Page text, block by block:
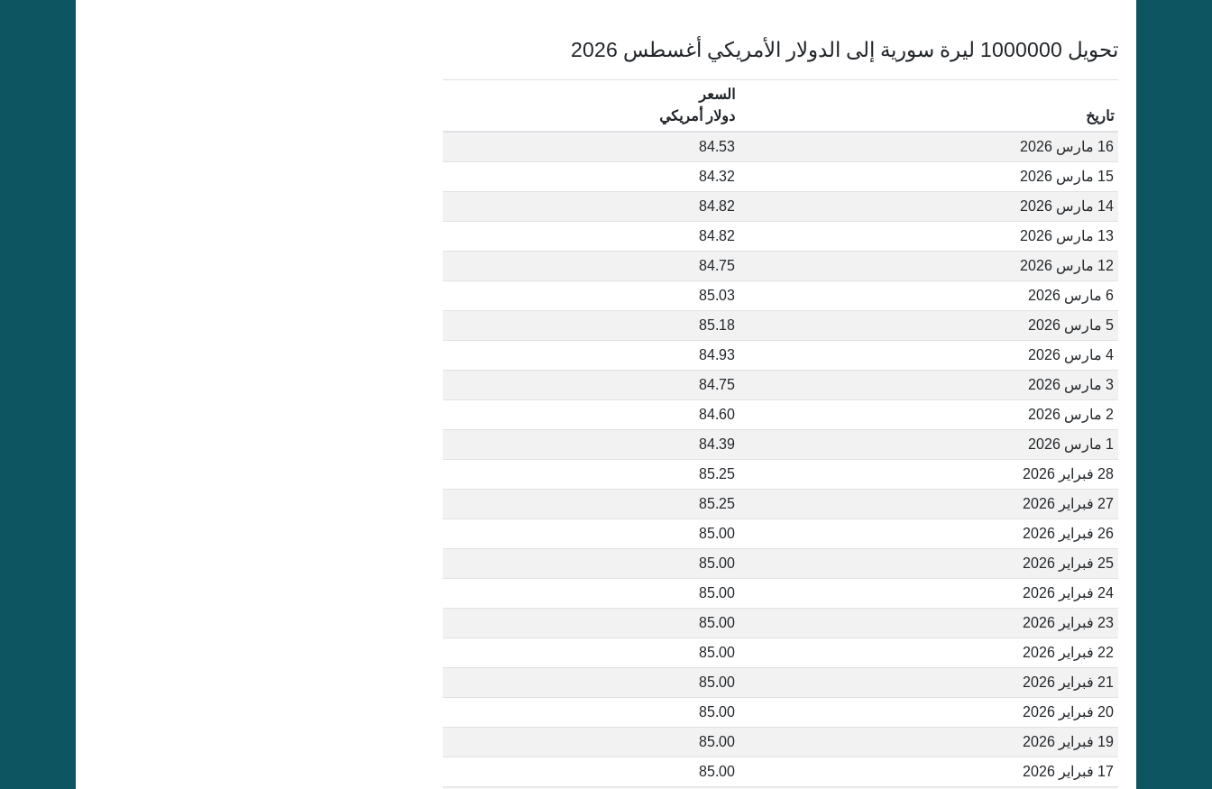
تحويل 1000000 ليرة سورية إلى الدولار الأمريكي أغسطس 2026
تاريخ
السعر
دولار أمريكي
16 مارس 2026
84.53
15 مارس 2026
84.32
14 مارس 2026
84.82
13 مارس 2026
84.82
12 مارس 2026
84.75
6 مارس 2026
85.03
5 مارس 2026
85.18
4 مارس 2026
84.93
3 مارس 2026
84.75
2 مارس 2026
84.60
1 مارس 2026
84.39
28 فبراير 2026
85.25
27 فبراير 2026
85.25
26 فبراير 2026
85.00
25 فبراير 2026
85.00
24 فبراير 2026
85.00
23 فبراير 2026
85.00
22 فبراير 2026
85.00
21 فبراير 2026
85.00
20 فبراير 2026
85.00
19 فبراير 2026
85.00
17 فبراير 2026
85.00